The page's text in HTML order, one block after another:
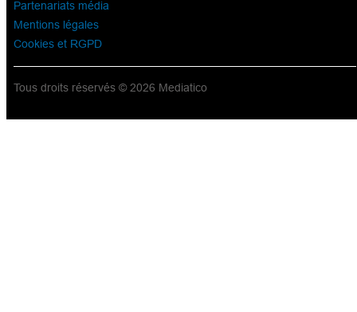
Partenariats média
Mentions légales
Cookies et RGPD
Tous droits réservés © 2026 Mediatico